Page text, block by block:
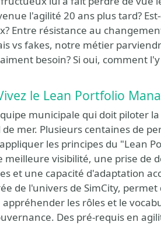
l'agilité 20 ans plus tard?
Entre résistance au
vs fakes, notre métier
besoin? Si oui, comment
le Lean Portfolio
municipale qui doit piloter
mer. Plusieurs centaines de
les principes du "Lean
meilleure visibilité, une prise de
et une capacité d'adaptation
de l'univers de SimCity,
les rôles et le
Des pré-requis en